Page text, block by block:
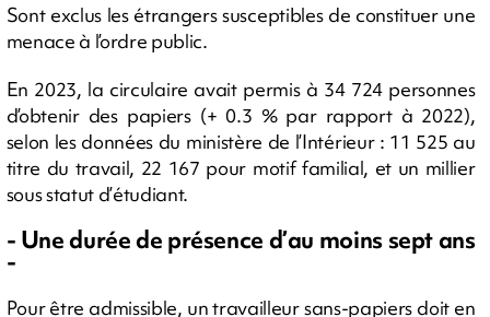
Sont exclus les étrangers susceptibles de constituer une
menace à l’ordre public.
En 2023, la circulaire avait permis à 34 724 personnes
d’obtenir des papiers (+ 0.3 % par rapport à 2022),
selon les données du ministère de l’Intérieur : 11 525 au
titre du travail, 22 167 pour motif familial, et un millier
sous statut d’étudiant.
- Une durée de présence d’au moins sept ans
-
Pour être admissible, un travailleur sans-papiers doit en